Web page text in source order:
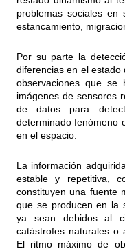
problemas sociales en
estancamiento,
Por su parte la
diferencias en el
observaciones que se
imágenes de sensores
de datos para
determinado fenómeno
en el espacio.
La información
estable y repetitiva,
constituyen una fuente
que se producen en la
ya sean debidos al
catástrofes naturales o
El ritmo máximo de